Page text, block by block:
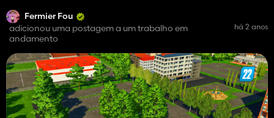
Fermier Fou
adicionou uma postagem a um trabalho em
andamento
há 2 anos